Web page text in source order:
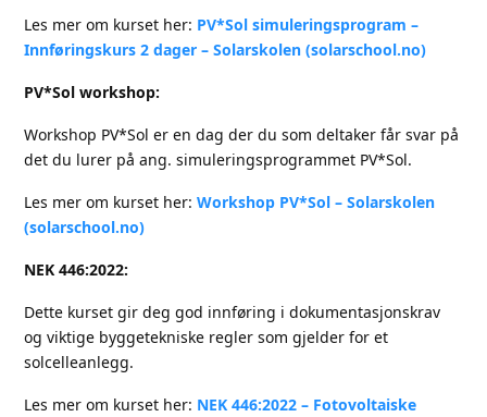
Les mer om kurset her: PV*Sol simuleringsprogram –
Innføringskurs 2 dager – Solarskolen (solarschool.no)
PV*Sol workshop:
Workshop PV*Sol er en dag der du som deltaker får svar på
det du lurer på ang. simuleringsprogrammet PV*Sol.
Les mer om kurset her:Workshop PV*Sol – Solarskolen
(solarschool.no)
NEK 446:2022:
Dette kurset gir deg god innføring i dokumentasjonskrav
og viktige byggetekniske regler som gjelder for et
solcelleanlegg.
Les mer om kurset her: NEK 446:2022 – Fotovoltaiske